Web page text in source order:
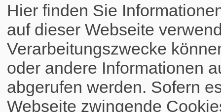
Hier finden Sie
auf dieser Webseite
Verarbeitungszwecke
oder andere Informationen
abgerufen werden. Sofern
Webseite zwingende